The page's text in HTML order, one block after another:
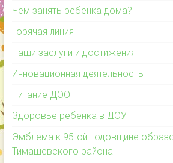
Чем занять ребёнка дома?
Горячая линия
Наши заслуги и достижения
Инновационная деятельность
Питание ДОО
Здоровье ребёнка в ДОУ
Эмблема к 95-ой годовщине
Тимашевского района